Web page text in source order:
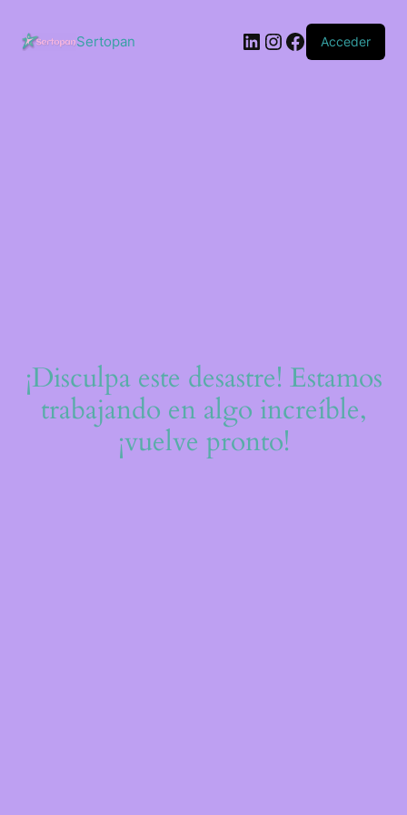
contenido
Sertopan LinkedIn
Instagram
Facebook
Acceder
¡Disculpa este desastre! Estamos
trabajando en algo increíble,
¡vuelve pronto!